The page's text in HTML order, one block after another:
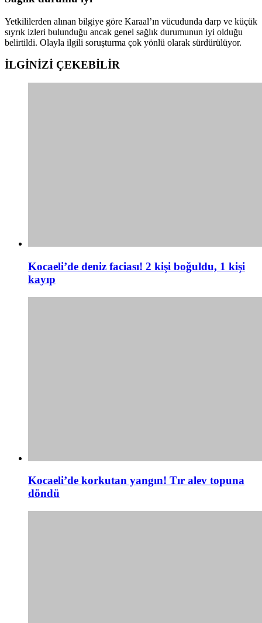
Yetkililerden alınan bilgiye göre Karaal’ın vücudunda darp ve küçük
sıyrık izleri bulunduğu ancak genel sağlık durumunun iyi olduğu
belirtildi. Olayla ilgili soruşturma çok yönlü olarak sürdürülüyor.
İLGİNİZİ ÇEKEBİLİR
Kocaeli’de deniz faciası! 2 kişi boğuldu, 1 kişi
kayıp
Kocaeli’de korkutan yangın! Tır alev topuna
döndü